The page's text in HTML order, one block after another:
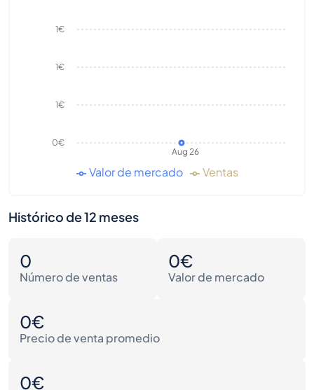
Aug 26
0€
1€
1€
1€
Valor de mercado Ventas
Histórico de 12 meses
0
Número de ventas
0€
Valor de mercado
0€
Precio de venta promedio
0€